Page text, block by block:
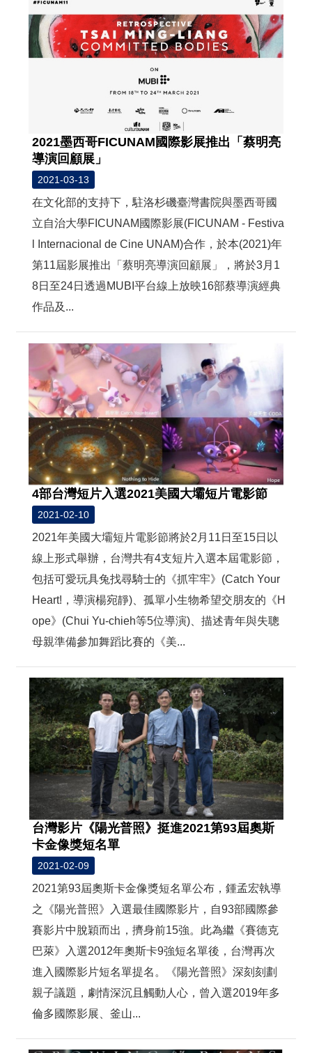
2021墨西哥FICUNAM國際影展推出「蔡明亮
導演回顧展」
2021-03-13
在文化部的支持下，駐洛杉磯臺灣書院與墨西哥國
立自治大學FICUNAM國際影展(FICUNAM - Festiva
l Internacional de Cine UNAM)合作，於本(2021)年
第11屆影展推出「蔡明亮導演回顧展」，將於3月1
8日至24日透過MUBI平台線上放映16部蔡導演經典
作品及...
4部台灣短片入選2021美國大壩短片電影節
2021-02-10
2021年美國大壩短片電影節將於2月11日至15日以
線上形式舉辦，台灣共有4支短片入選本屆電影節，
包括可愛玩具兔找尋騎士的《抓牢牢》(Catch Your
Heart!，導演楊宛靜)、孤單小生物希望交朋友的《H
ope》(Chui Yu-chieh等5位導演)、描述青年與失聰
母親準備參加舞蹈比賽的《美...
台灣影片《陽光普照》挺進2021第93屆奧斯
卡金像獎短名單
2021-02-09
2021第93屆奧斯卡金像獎短名單公布，鍾孟宏執導
之《陽光普照》入選最佳國際影片，自93部國際參
賽影片中脫穎而出，擠身前15強。此為繼《賽德克
巴萊》入選2012年奧斯卡9強短名單後，台灣再次
進入國際影片短名單提名。《陽光普照》深刻刻劃
親子議題，劇情深沉且觸動人心，曾入選2019年多
倫多國際影展、釜山...